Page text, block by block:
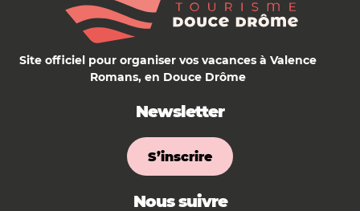
Site officiel pour organiser vos vacances à Valence
Romans, en Douce Drôme
Newsletter
S’inscrire
Nous suivre